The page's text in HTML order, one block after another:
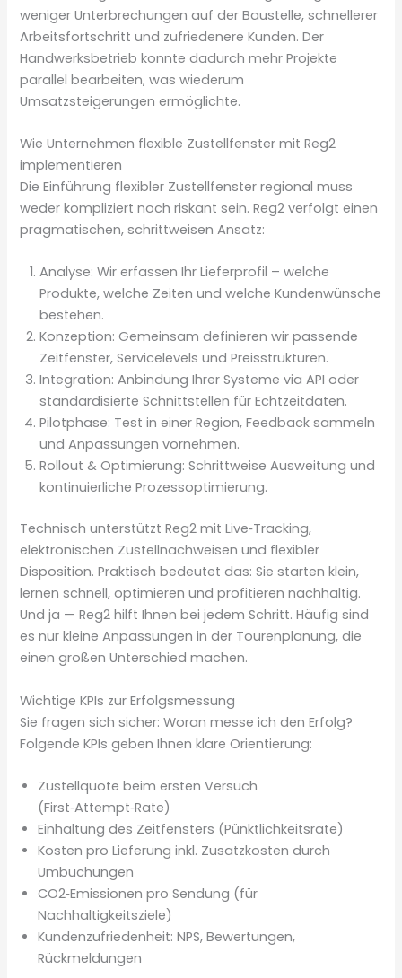
weniger Unterbrechungen auf der Baustelle, schnellerer
Arbeitsfortschritt und zufriedenere Kunden. Der
Handwerksbetrieb konnte dadurch mehr Projekte
parallel bearbeiten, was wiederum
Umsatzsteigerungen ermöglichte.
Wie Unternehmen flexible Zustellfenster mit Reg2
implementieren
Die Einführung flexibler Zustellfenster regional muss
weder kompliziert noch riskant sein. Reg2 verfolgt einen
pragmatischen, schrittweisen Ansatz:
Analyse: Wir erfassen Ihr Lieferprofil – welche
Produkte, welche Zeiten und welche Kundenwünsche
bestehen.
Konzeption: Gemeinsam definieren wir passende
Zeitfenster, Servicelevels und Preisstrukturen.
Integration: Anbindung Ihrer Systeme via API oder
standardisierte Schnittstellen für Echtzeitdaten.
Pilotphase: Test in einer Region, Feedback sammeln
und Anpassungen vornehmen.
Rollout & Optimierung: Schrittweise Ausweitung und
kontinuierliche Prozessoptimierung.
Technisch unterstützt Reg2 mit Live‑Tracking,
elektronischen Zustellnachweisen und flexibler
Disposition. Praktisch bedeutet das: Sie starten klein,
lernen schnell, optimieren und profitieren nachhaltig.
Und ja — Reg2 hilft Ihnen bei jedem Schritt. Häufig sind
es nur kleine Anpassungen in der Tourenplanung, die
einen großen Unterschied machen.
Wichtige KPIs zur Erfolgsmessung
Sie fragen sich sicher: Woran messe ich den Erfolg?
Folgende KPIs geben Ihnen klare Orientierung:
Zustellquote beim ersten Versuch
(First‑Attempt‑Rate)
Einhaltung des Zeitfensters (Pünktlichkeitsrate)
Kosten pro Lieferung inkl. Zusatzkosten durch
Umbuchungen
CO2‑Emissionen pro Sendung (für
Nachhaltigkeitsziele)
Kundenzufriedenheit: NPS, Bewertungen,
Rückmeldungen